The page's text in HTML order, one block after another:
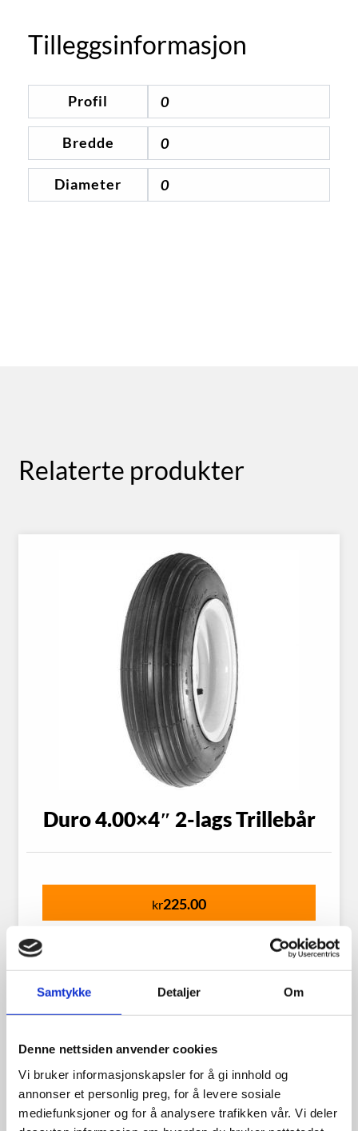
Samtykke Detaljer Om
Denne nettsiden anvender cookies
Vi bruker informasjonskapsler for å gi innhold og
annonser et personlig preg, for å levere sosiale
mediefunksjoner og for å analysere trafikken vår. Vi deler
Tilleggsinformasjon
Profil 0
Bredde 0
Diameter 0
Relaterte produkter
Duro 4.00×4″ 2-lags Trillebår
kr225.00